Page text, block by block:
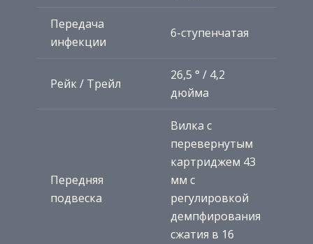
Передача
инфекции
6-ступенчатая
Рейк / Трейл
26,5 ° / 4,2
дюйма
Передняя
подвеска
Вилка с
перевернутым
картриджем 43
мм с
регулировкой
демпфирования
сжатия в 16